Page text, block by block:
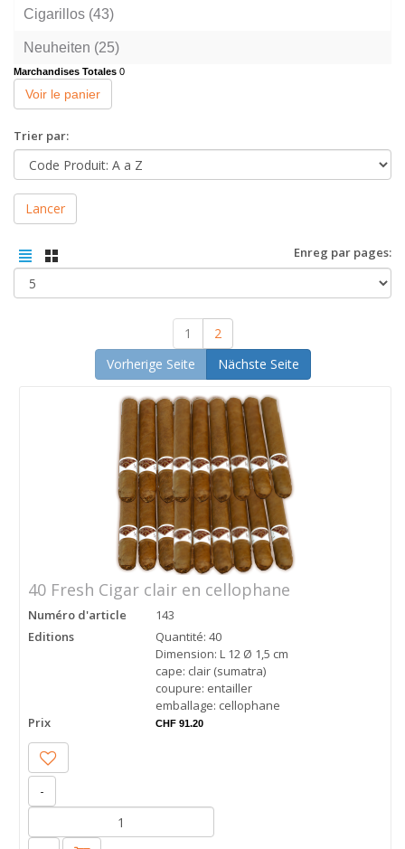
Cigarillos (43)
Neuheiten (25)
Marchandises Totales 0
Voir le panier
Trier par:
Lancer
Enreg par pages:
1
2
Vorherige Seite
Nächste Seite
40 Fresh Cigar clair en cellophane
Numéro d'article
143
Editions
Quantité: 40
Dimension: L 12 Ø 1,5 cm
cape: clair (sumatra)
coupure: entailler
emballage: cellophane
Prix
CHF 91.20
-